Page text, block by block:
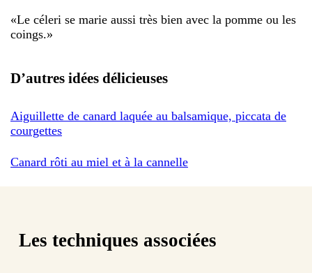
«Le céleri se marie aussi très bien avec la pomme ou les
coings.»
D’autres idées délicieuses
Aiguillette de canard laquée au balsamique, piccata de
courgettes
Canard rôti au miel et à la cannelle
Les techniques associées